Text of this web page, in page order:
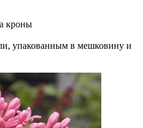
кроны
упакованным в мешковину и